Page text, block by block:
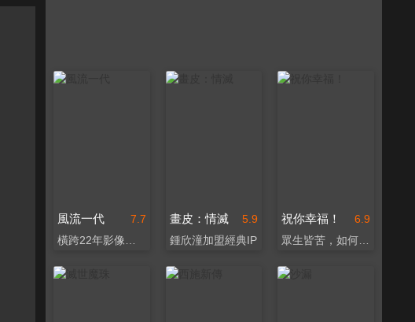
7.7
風流一代
橫跨22年影像史詩
5.9
畫皮：情滅
鍾欣潼加盟經典IP
6.9
祝你幸福！
眾生皆苦，如何自渡？